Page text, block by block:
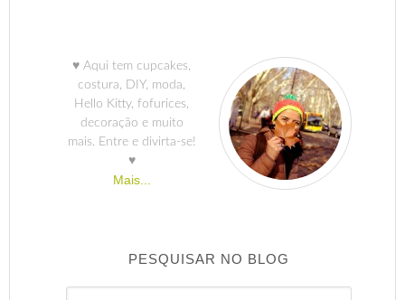
♥ Aqui tem cupcakes,
costura, DIY, moda,
Hello Kitty, fofurices,
decoração e muito
mais. Entre e divirta-se!
♥
Mais...
PESQUISAR NO BLOG